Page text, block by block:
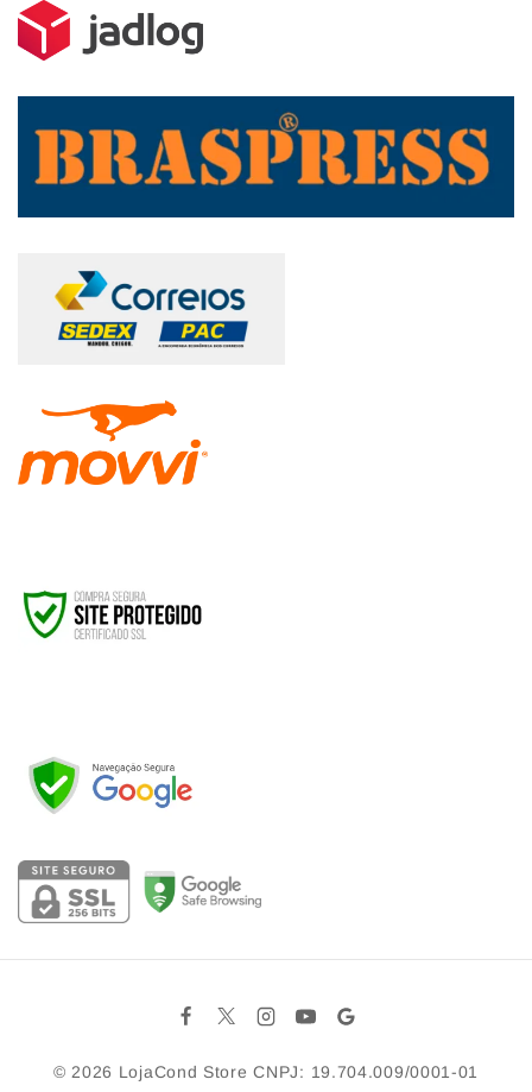
© 2026 LojaCond Store CNPJ: 19.704.009/0001-01